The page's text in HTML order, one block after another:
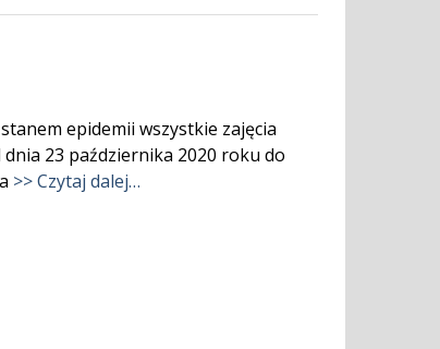
epidemii wszystkie zajęcia
23 października 2020 roku do
>> Czytaj dalej…